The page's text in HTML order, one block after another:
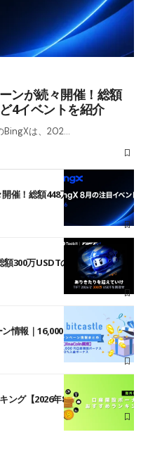
ンが続々開催！総額
4イベントを紹介
BingXは、202…
催！総額448万USDT超のAIバ
300万USDTのレースとして復
情報｜16,000円口座開設ボーナ
ング【2026年8月最新】